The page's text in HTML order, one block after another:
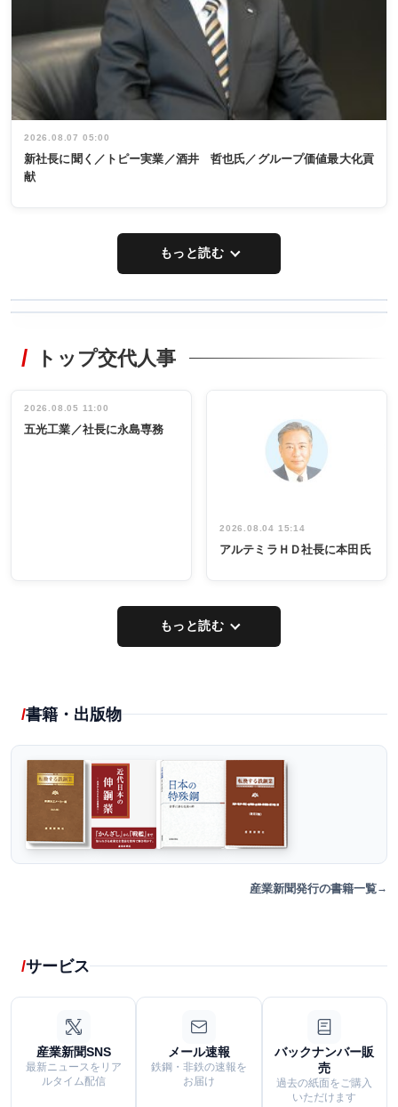
2026.08.07 05:00
新社長に聞く／トピー実業／酒井 哲也氏／グループ価値最大化貢
献
もっと読む
非鉄業界で
インタビュ
ー／社内ア
タックトレー
祝う 業界関
係者ら220人
出席
トップ交代人事
2026.08.05 11:00
五光工業／社長に永島専務
2026.08.04 15:14
アルテミラＨＤ社長に本田氏
もっと読む
書籍・出版物
産業新聞発行の書籍一覧
サービス
産業新聞SNS
最新ニュースをリア
ルタイム配信
メール速報
鉄鋼・非鉄の速報を
お届け
バックナンバー販
売
過去の紙面をご購入
いただけます